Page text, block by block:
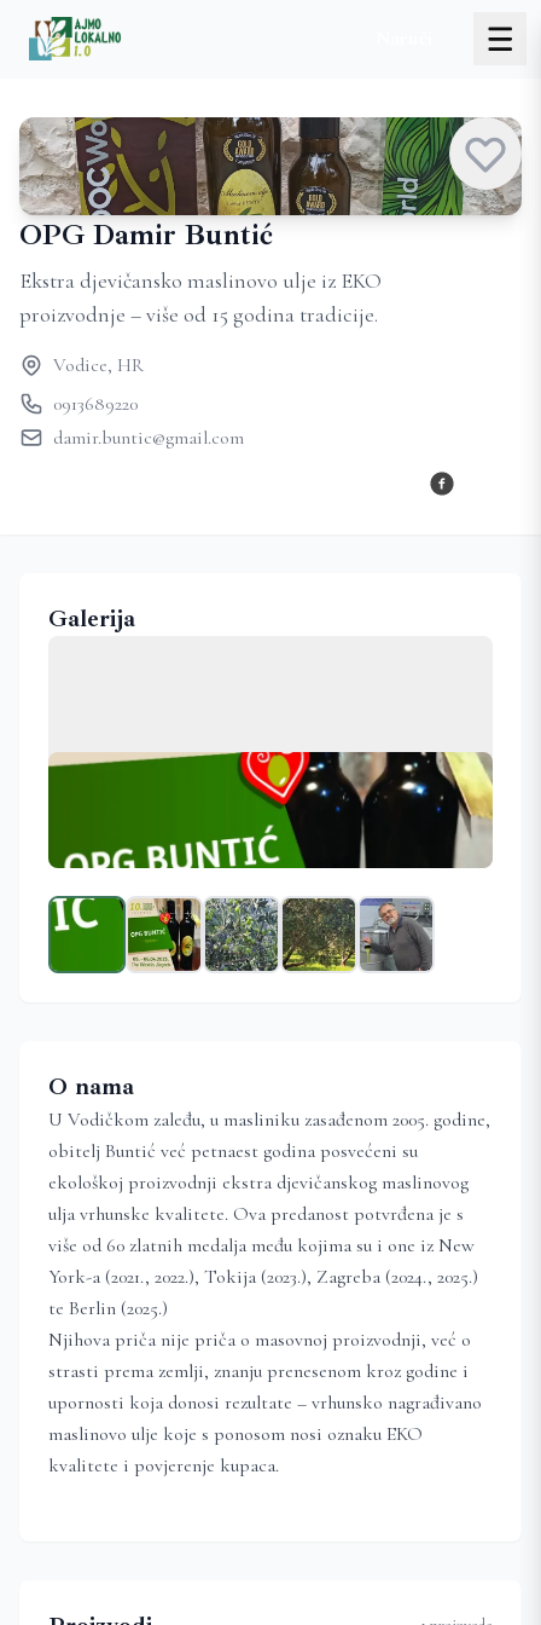
OPG Damir Buntić
Ekstra djevičansko maslinovo ulje iz EKO
proizvodnje – više od 15 godina tradicije.
Vodice, HR
0913689220
damir.buntic@gmail.com
Galerija
O nama
U Vodičkom zaleđu, u masliniku zasađenom 2005. godine,
obitelj Buntić već petnaest godina posvećeni su
ekološkoj proizvodnji ekstra djevičanskog maslinovog
ulja vrhunske kvalitete. Ova predanost potvrđena je s
više od 60 zlatnih medalja među kojima su i one iz New
York-a (2021., 2022.), Tokija (2023.), Zagreba (2024., 2025.)
te Berlin (2025.)
Njihova priča nije priča o masovnoj proizvodnji, već o
strasti prema zemlji, znanju prenesenom kroz godine i
upornosti koja donosi rezultate – vrhunsko nagrađivano
maslinovo ulje koje s ponosom nosi oznaku EKO
kvalitete i povjerenje kupaca.